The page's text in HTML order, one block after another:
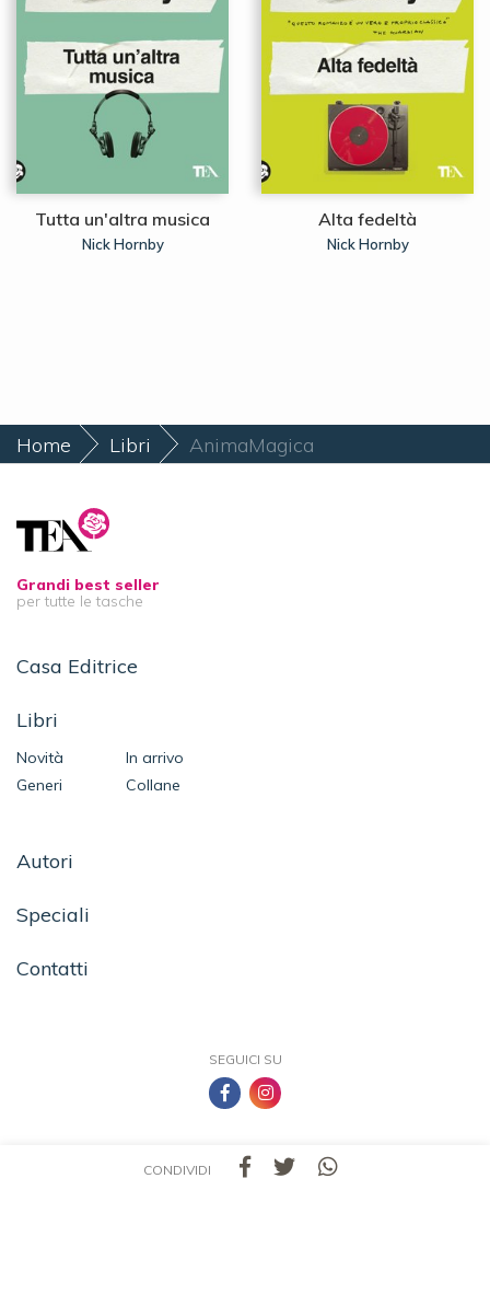
Tutta un'altra musica
Nick Hornby
Alta fedeltà
Nick Hornby
CONDIVIDI
Home Libri AnimaMagica
Grandi best seller
per tutte le tasche
Casa Editrice
Libri
Novità
In arrivo
Generi
Collane
Autori
Speciali
Contatti
SEGUICI SU